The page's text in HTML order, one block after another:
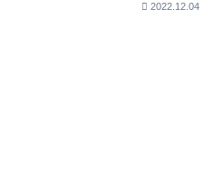
2022.12.04